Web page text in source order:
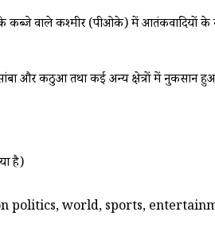
कब्जे वाले कश्मीर (पीओके) में आतंकवादियों के
सांबा और कठुआ तथा कई अन्य क्षेत्रों में नुकसान
है)
politics, world, sports,